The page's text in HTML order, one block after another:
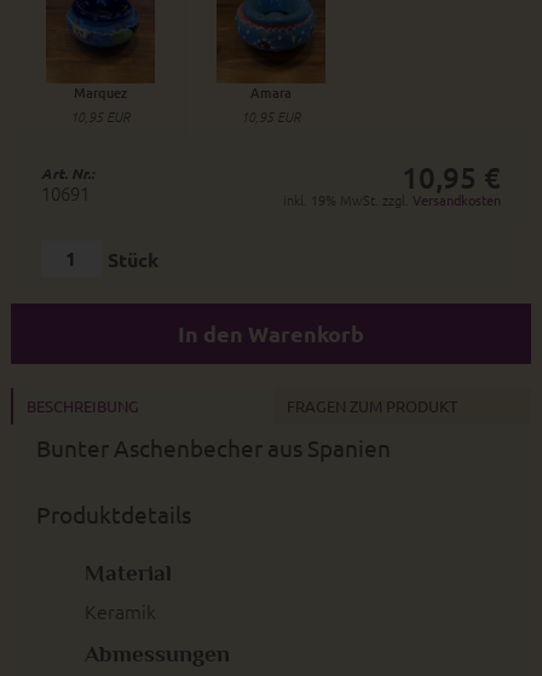
Marquez
10,95 EUR
Amara
10,95 EUR
Art. Nr.:
10691 10,95 €
inkl. 19% MwSt. zzgl.Versandkosten
Stück
In den Warenkorb
BESCHREIBUNG FRAGEN ZUM PRODUKT
Bunter Aschenbecher aus Spanien
Produktdetails
Material
Keramik
Abmessungen